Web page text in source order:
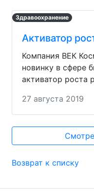
Здравоохранение
Активатор
Компания ВЕК
новинку в сфере
активатор роста
27 августа 2019
Возврат к списку